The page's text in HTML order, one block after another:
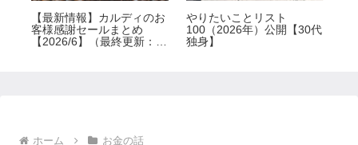
【最新情報】カルディのお
客様感謝セールまとめ
【2026/6】（最終更新：
やりたいことリスト
100（2026年）公開【30代
独身】
ホーム お金の話